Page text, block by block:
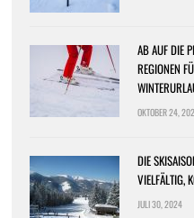
AB AUF DIE
REGIONEN
OKTOBER 24,
DIE
VIELFÄLTIG,
JULI 30, 2024